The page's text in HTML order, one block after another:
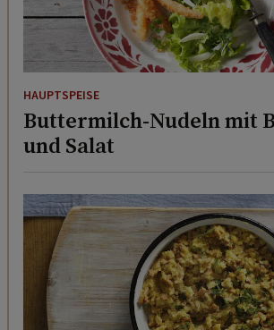
HAUPTSPEISE
Buttermilch-Nudeln mit
und Salat